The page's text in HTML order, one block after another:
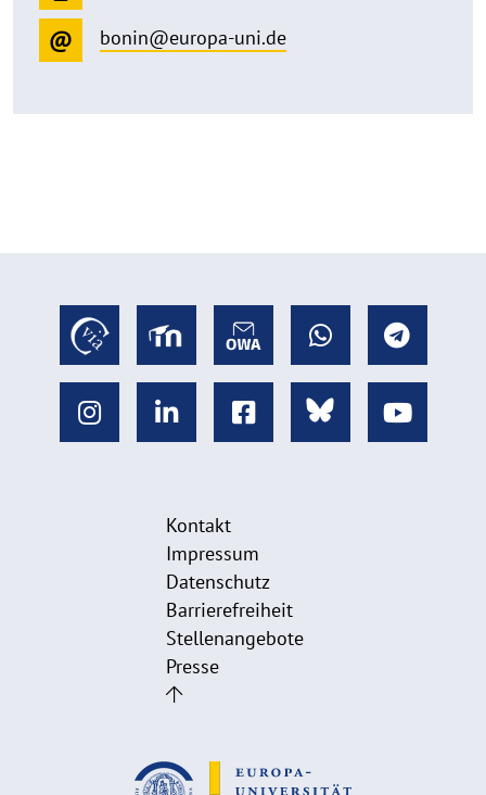
bonin@europa-uni.de
Kontakt
Impressum
Datenschutz
Barrierefreiheit
Stellenangebote
Presse